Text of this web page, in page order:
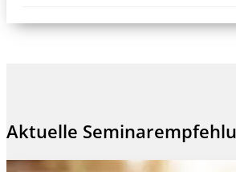
Aktuelle